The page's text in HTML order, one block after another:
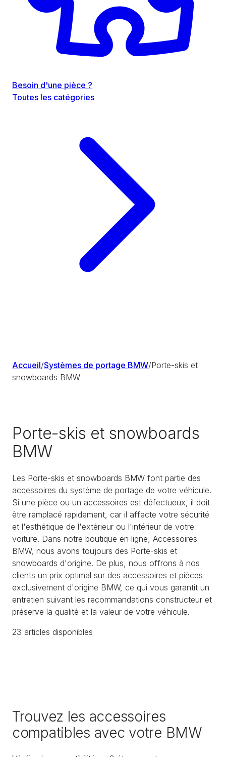
Besoin d'une pièce ?
Toutes les catégories
Accueil/Systèmes de portage BMW/Porte-skis et
snowboards BMW
Porte-skis et snowboards
BMW
Les Porte-skis et snowboards BMW font partie des
accessoires du système de portage de votre véhicule.
Si une pièce ou un accessoires est défectueux, il doit
être remplacé rapidement, car il affecte votre sécurité
et l'esthétique de l'extérieur ou l'intérieur de votre
voiture. Dans notre boutique en ligne, Accessoires
BMW, nous avons toujours des Porte-skis et
snowboards d'origine. De plus, nous offrons à nos
clients un prix optimal sur des accessoires et pièces
exclusivement d'origine BMW, ce qui vous garantit un
entretien suivant les recommandations constructeur et
préserve la qualité et la valeur de votre véhicule.
23 articles disponibles
Trouvez les accessoires
compatibles avec votre BMW